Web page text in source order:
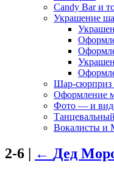
Candy Bar и
Украшение
Шар-сюрприз
Оформление
Фото — и
Вокалисты и
2-6 | ← Дед